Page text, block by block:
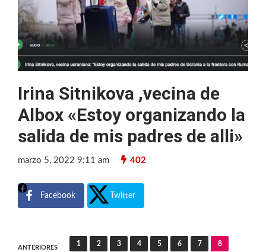
Irina Sitnikova ,vecina de
Albox «Estoy organizando la
salida de mis padres de alli»
marzo 5, 2022 9:11 am 402
Facebook Twitter
Navegación
ANTERIORES
1 2 3 4 5 6 7 8